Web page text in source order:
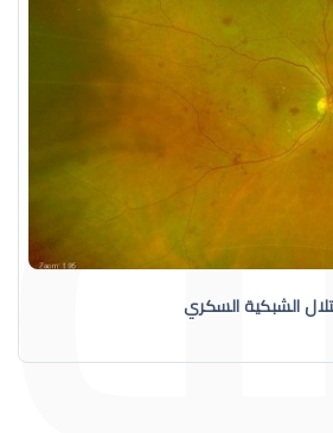
الشبكية السكري